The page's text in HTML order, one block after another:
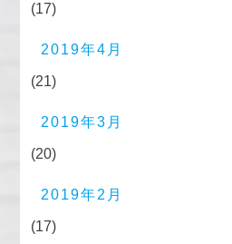
(17)
2019年4月
(21)
2019年3月
(20)
2019年2月
(17)